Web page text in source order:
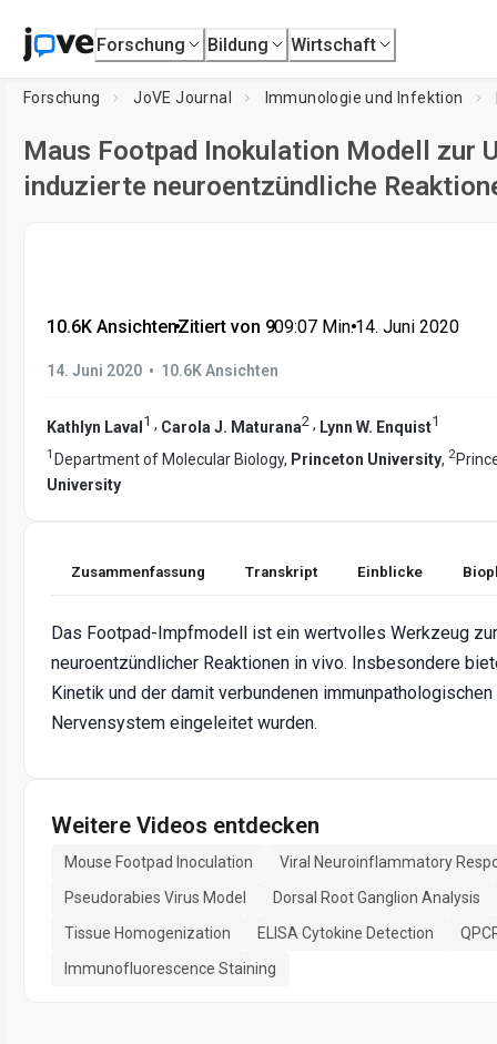
Forschung Bildung Wirtschaft
Forschung JoVE Journal Immunologie und Infektion
Maus Footpad Inokulation Modell zur
induzierte neuroentzündliche
10.6K Ansichten•Zitiert von 9•09:07 Min.•14. Juni 2020
14. Juni 2020 • 10.6K Ansichten
Kathlyn Laval 1 , Carola J. Maturana2 , Lynn W. Enquist1
1 Department of Molecular Biology, Princeton University, 2
University
Zusammenfassung Transkript Einblicke
Das Footpad-Impfmodell ist ein wertvolles Werkzeug
neuroentzündlicher Reaktionen in vivo. Insbesondere
Kinetik und der damit verbundenen
Nervensystem eingeleitet wurden.
Weitere Videos entdecken
Mouse Footpad Inoculation
Viral Neuroinflammatory
Pseudorabies Virus Model
Dorsal Root Ganglion Analysis
Tissue Homogenization
ELISA Cytokine Detection
Immunofluorescence Staining